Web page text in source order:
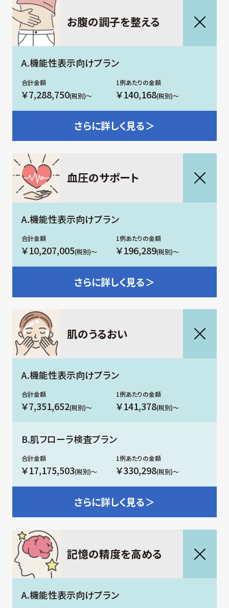
お腹の調⼦を整える
A.機能性表示向けプラン
￥7,288,750(税別)～ ￥140,168(税別)～
さらに詳しく見る＞
⾎圧のサポート
A.機能性表示向けプラン
￥10,207,005(税別)～ ￥196,289(税別)～
さらに詳しく見る＞
肌のうるおい
A.機能性表示向けプラン
￥7,351,652(税別)～ ￥141,378(税別)～
B.肌フローラ検査プラン
￥17,175,503(税別)～ ￥330,298(税別)～
さらに詳しく見る＞
記憶の精度を⾼める
A.機能性表示向けプラン